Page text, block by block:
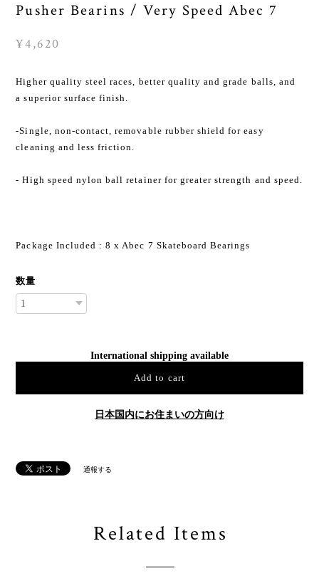
Pusher Bearins / Very Speed Abec 7
¥4,620
Higher quality steel races, better quality and grade balls, and
a superior surface finish.
-Single, non-contact, removable rubber shield for easy
cleaning and less friction.
- High speed nylon ball retainer for greater strength and speed.
Package Included : 8 x Abec 7 Skateboard Bearings
数量
International shipping available
Add to cart
日本国内にお住まいの方向け
通報する
Related Items